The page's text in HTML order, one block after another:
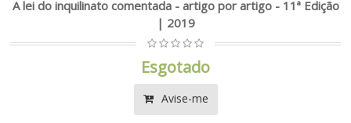
A lei do inquilinato comentada - artigo por artigo - 11ª Edição
| 2019
Esgotado
Avise-me